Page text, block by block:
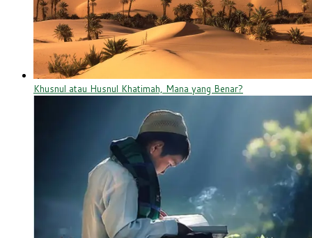
Khusnul atau Husnul Khatimah, Mana yang Benar?